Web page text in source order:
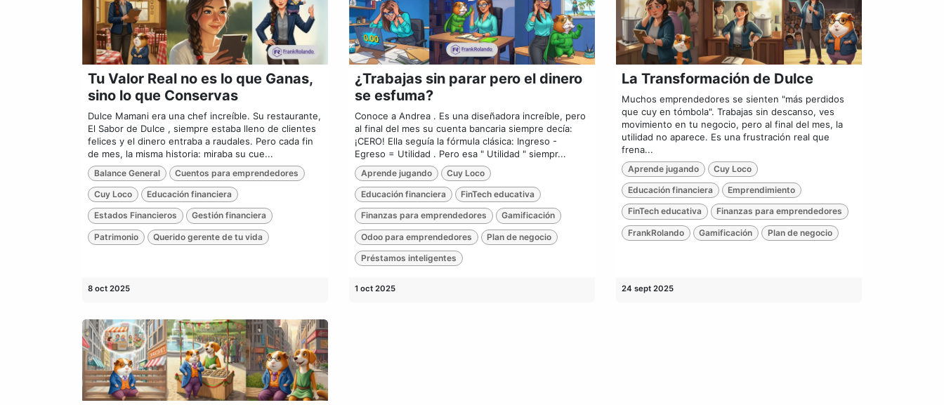
Tu Valor Real no es lo que Ganas,
sino lo que Conservas
Dulce Mamani era una chef increíble. Su restaurante,
El Sabor de Dulce , siempre estaba lleno de clientes
felices y el dinero entraba a raudales. Pero cada fin
de mes, la misma historia: miraba su cue...
Balance General Cuentos para emprendedores
Cuy Loco Educación financiera
Estados Financieros Gestión financiera
Patrimonio Querido gerente de tu vida
8 oct 2025
¿Trabajas sin parar pero el dinero
se esfuma?
Conoce a Andrea . Es una diseñadora increíble, pero
al final del mes su cuenta bancaria siempre decía:
¡CERO! Ella seguía la fórmula clásica: Ingreso -
Egreso = Utilidad . Pero esa " Utilidad " siempr...
Aprende jugando Cuy Loco
Educación financiera FinTech educativa
Finanzas para emprendedores Gamificación
Odoo para emprendedores Plan de negocio
Préstamos inteligentes
1 oct 2025
La Transformación de Dulce
Muchos emprendedores se sienten "más perdidos
que cuy en tómbola". Trabajas sin descanso, ves
movimiento en tu negocio, pero al final del mes, la
utilidad no aparece. Es una frustración real que
frena...
Aprende jugando Cuy Loco
Educación financiera Emprendimiento
FinTech educativa Finanzas para emprendedores
FrankRolando Gamificación Plan de negocio
24 sept 2025